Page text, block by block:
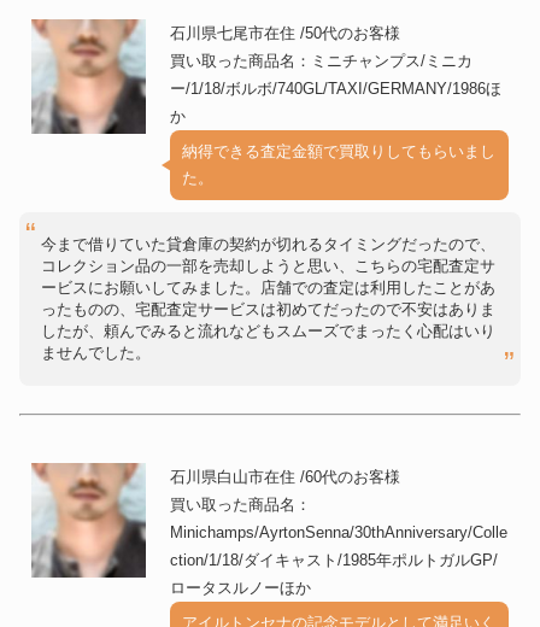
石川県七尾市在住 /50代のお客様
買い取った商品名：ミニチャンプス/ミニカ
ー/1/18/ボルボ/740GL/TAXI/GERMANY/1986ほ
か
納得できる査定金額で買取りしてもらいまし
た。
今まで借りていた貸倉庫の契約が切れるタイミングだったので、
コレクション品の一部を売却しようと思い、こちらの宅配査定サ
ービスにお願いしてみました。店舗での査定は利用したことがあ
ったものの、宅配査定サービスは初めてだったので不安はありま
したが、頼んでみると流れなどもスムーズでまったく心配はいり
ませんでした。
石川県白山市在住 /60代のお客様
買い取った商品名：
Minichamps/AyrtonSenna/30thAnniversary/Colle
ction/1/18/ダイキャスト/1985年ポルトガルGP/
ロータスルノーほか
アイルトンセナの記念モデルとして満足いく